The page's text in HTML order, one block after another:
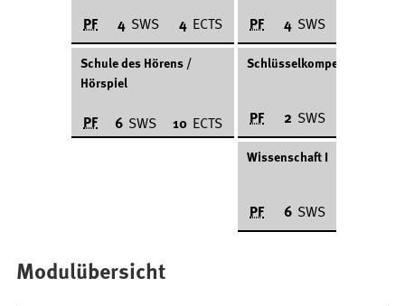
PF 4 SWS 4 ECTS PF 4 SWS
Schule des Hörens /
Hörspiel
PF 6 SWS 10 ECTS
Schlüsselkompetenz I
PF 2 SWS
Wissenschaft I
PF 6 SWS
Modulübersicht